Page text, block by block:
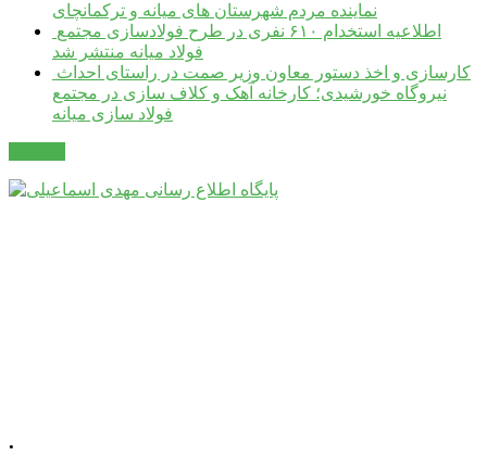
نماینده مردم شهرستان های میانه و ترکمانچای
فولاد میانه منتشر شد
نیروگاه خورشیدی؛ کارخانه آهک و کلاف سازی در مجتمع
فولاد سازی میانه
.